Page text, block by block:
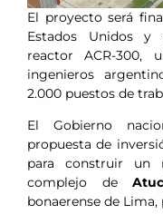
El proyecto será
Estados Unidos y
reactor ACR-300,
ingenieros
2.000 puestos de
El Gobierno
propuesta de
para construir un
complejo de
bonaerense de